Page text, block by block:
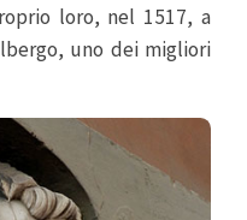
loro, nel 1517, a
uno dei migliori